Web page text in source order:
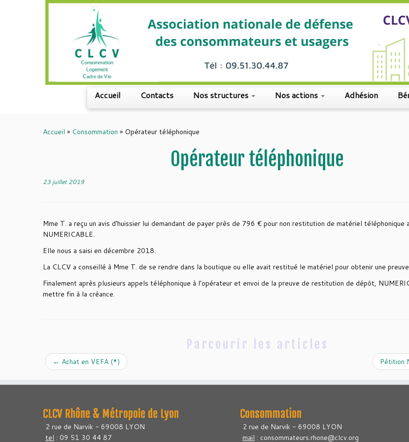
Accueil Contacts Nos structures Nos actions Adhésion
Accueil » Consommation » Opérateur téléphonique
Opérateur téléphonique
23 juillet 2019
Mme T. a reçu un avis d’huissier lui demandant de payer près de 796 € pour non restitution de matériel téléphonique
NUMERICABLE.
Elle nous a saisi en décembre 2018.
La CLCV a conseillé à Mme T. de se rendre dans la boutique ou elle avait restitué le matériel pour obtenir une
Finalement après plusieurs appels téléphonique à l’opérateur et envoi de la preuve de restitution de dépôt,
mettre fin à la créance.
Parcourir les articles
← Achat en VEFA (*) Pétition
CLCV Rhône & Métropole de Lyon
2 rue de Narvik - 69008 LYON
tel : 09 51 30 44 87
Consommation
2 rue de Narvik - 69008 LYON
mail : consommateurs.rhone@clcv.org